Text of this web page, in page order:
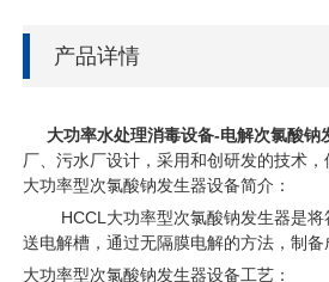
产品详情
大功率水处理消毒设备-电解次氯酸钠
厂、污水厂设计，采用和创研发的技术，
大功率型次氯酸钠发生器设备简介：
HCCL大功率型次氯酸钠发生器是
送电解槽，通过无隔膜电解的方法，制
大功率型次氯酸钠发生器设备工艺：